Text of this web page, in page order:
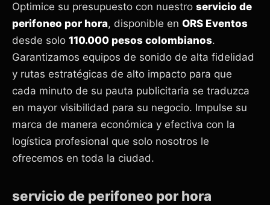
Optimice su presupuesto con nuestro servicio de
perifoneo por hora, disponible en ORS Eventos
desde solo 110.000 pesos colombianos.
Garantizamos equipos de sonido de alta fidelidad
y rutas estratégicas de alto impacto para que
cada minuto de su pauta publicitaria se traduzca
en mayor visibilidad para su negocio. Impulse su
marca de manera económica y efectiva con la
logística profesional que solo nosotros le
ofrecemos en toda la ciudad.
servicio de perifoneo por hora